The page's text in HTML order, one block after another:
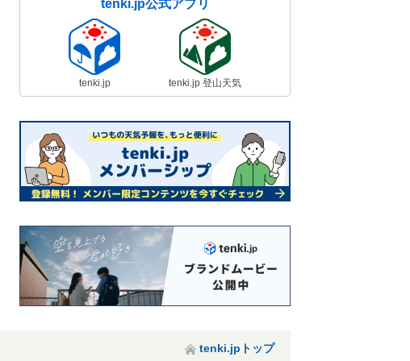
tenki.jp公式アプリ
tenki.jp tenki.jp 登山天気
tenki.jpトップ